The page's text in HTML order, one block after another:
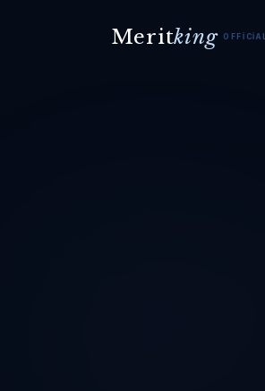
Meritking OFFICIAL